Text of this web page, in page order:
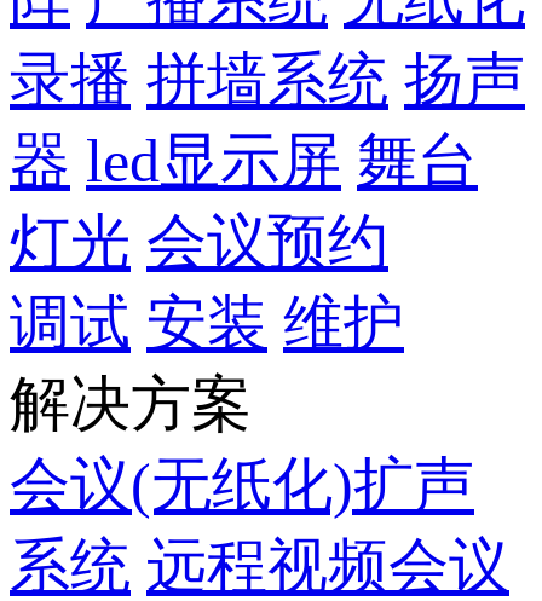
录播 拼墙系统 扬声
器 led显示屏 舞台
灯光 会议预约
调试 安装 维护
解决方案
会议(无纸化)扩声
系统 远程视频会议